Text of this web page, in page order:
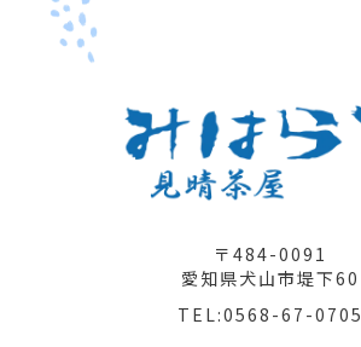
〒484-0091
愛知県犬山市堤下60
TEL:0568-67-0705